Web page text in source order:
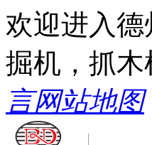
欢迎进入
掘机，抓
言网站地图